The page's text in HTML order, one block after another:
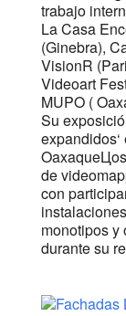
trabajo
La Casa
(Ginebra),
VisionR
Videoart
MUPO (
Su
de
con
monotipos y
durante su